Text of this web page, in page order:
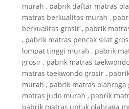
murah , pabrik daftar matras
matras berkualitas murah ,
berkualitas grosir , pabrik
, pabrik matras pencak silat
lompat tinggi murah , pabrik
grosir , pabrik matras
matras taekwondo grosir ,
murah , pabrik matras olahraga
matras judo murah , pabrik
pabrik matras untuk olahraga